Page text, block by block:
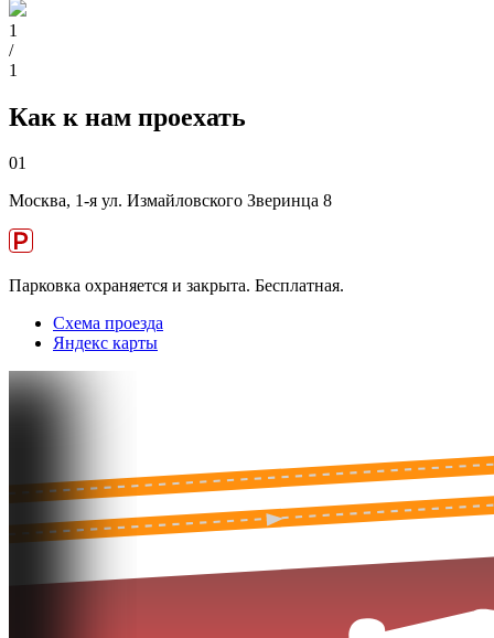
1
/
1
Как к нам проехать
01
Москва, 1-я ул. Измайловского Зверинца 8
Парковка охраняется и закрыта. Бесплатная.
Схема проезда
Яндекс карты